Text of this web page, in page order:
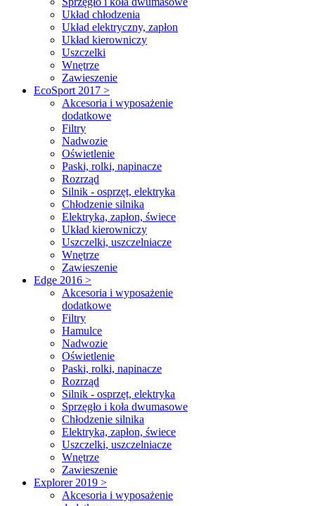
Układ chłodzenia
Układ elektryczny, zapłon
Układ kierowniczy
Uszczelki
Wnętrze
Zawieszenie
EcoSport 2017 >
Akcesoria i wyposażenie
dodatkowe
Filtry
Nadwozie
Oświetlenie
Paski, rolki, napinacze
Rozrząd
Silnik - osprzęt, elektryka
Chłodzenie silnika
Elektryka, zapłon, świece
Układ kierowniczy
Uszczelki, uszczelniacze
Wnętrze
Zawieszenie
Edge 2016 >
Akcesoria i wyposażenie
dodatkowe
Filtry
Hamulce
Nadwozie
Oświetlenie
Paski, rolki, napinacze
Rozrząd
Silnik - osprzęt, elektryka
Sprzęgło i koła dwumasowe
Chłodzenie silnika
Elektryka, zapłon, świece
Uszczelki, uszczelniacze
Wnętrze
Zawieszenie
Explorer 2019 >
Akcesoria i wyposażenie